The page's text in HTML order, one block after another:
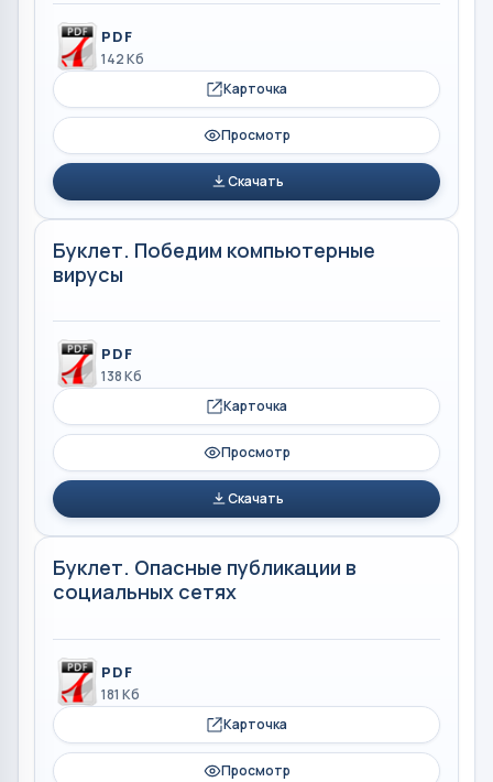
PDF
142 Кб
Карточка
Просмотр
Скачать
Буклет. Победим компьютерные
вирусы
PDF
138 Кб
Карточка
Просмотр
Скачать
Буклет. Опасные публикации в
социальных сетях
PDF
181 Кб
Карточка
Просмотр